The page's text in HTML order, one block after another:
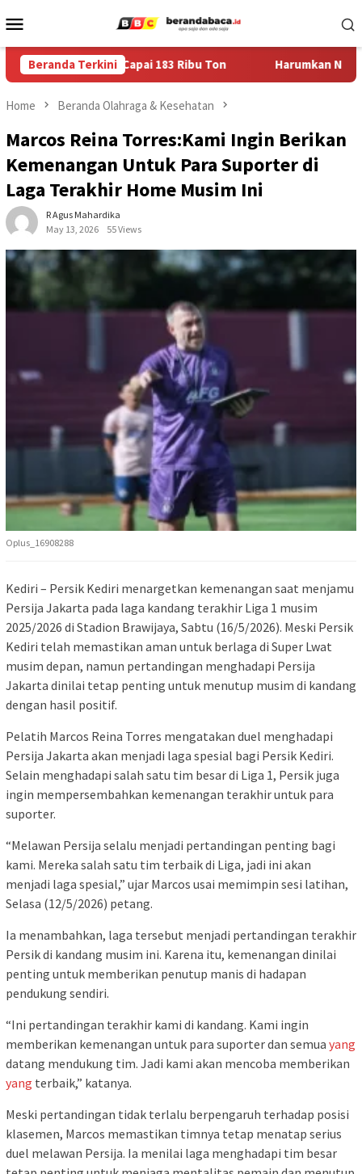
to
Menu
Beranda Terkini
110 Persen, Capai 183 Ribu Ton Harumkan Nama
Home Beranda Olahraga & Kesehatan
Marcos Reina Torres:Kami Ingin Berikan
Kemenangan Untuk Para Suporter di
Laga Terakhir Home Musim Ini
R Agus Mahardika
May 13, 2026
55 Views
Oplus_16908288
Kediri – Persik Kediri menargetkan kemenangan saat menjamu
Persija Jakarta pada laga kandang terakhir Liga 1 musim
2025/2026 di Stadion Brawijaya, Sabtu (16/5/2026). Meski Persik
Kediri telah memastikan aman untuk berlaga di Super Lwat
musim depan, namun pertandingan menghadapi Persija
Jakarta dinilai tetap penting untuk menutup musim di kandang
dengan hasil positif.
Pelatih Marcos Reina Torres mengatakan duel menghadapi
Persija Jakarta akan menjadi laga spesial bagi Persik Kediri.
Selain menghadapi salah satu tim besar di Liga 1, Persik juga
ingin mempersembahkan kemenangan terakhir untuk para
suporter.
“Melawan Persija selalu menjadi pertandingan penting bagi
kami. Mereka salah satu tim terbaik di Liga, jadi ini akan
menjadi laga spesial,” ujar Marcos usai memimpin sesi latihan,
Selasa (12/5/2026) petang.
Ia menambahkan, laga tersebut menjadi pertandingan terakhir
Persik di kandang musim ini. Karena itu, kemenangan dinilai
penting untuk memberikan penutup manis di hadapan
pendukung sendiri.
“Ini pertandingan terakhir kami di kandang. Kami ingin
memberikan kemenangan untuk para suporter dan semua yang
datang mendukung tim. Jadi kami akan mencoba memberikan
yang terbaik,” katanya.
Meski pertandingan tidak terlalu berpengaruh terhadap posisi
klasemen, Marcos memastikan timnya tetap menatap serius
duel melawan Persija. Ia menilai laga menghadapi tim besar